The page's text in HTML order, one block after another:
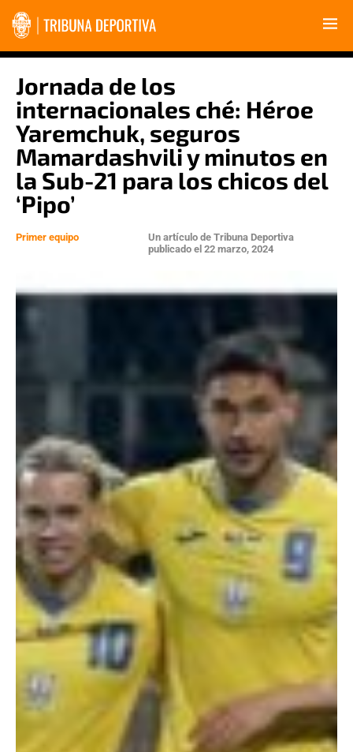
Jornada de los
internacionales ché: Héroe
Yaremchuk, seguros
Mamardashvili y minutos en
la Sub-21 para los chicos del
‘Pipo’
Primer equipo Un artículo de Tribuna Deportiva
publicado el 22 marzo, 2024